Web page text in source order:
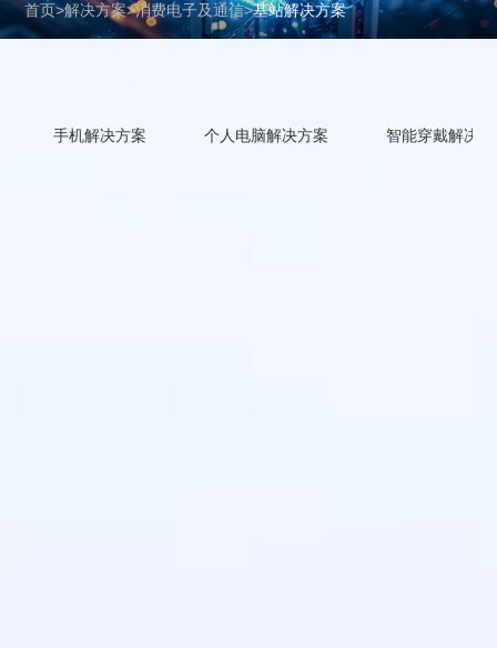
首页>解决方案>消费电子及通信>基站解决方案
手机解决方案 个人电脑解决方案 智能穿戴解决